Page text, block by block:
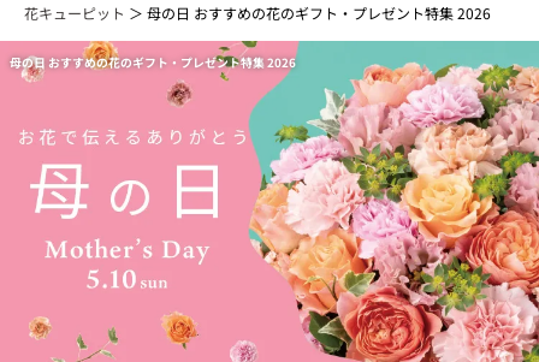
花キューピット 母の日 おすすめの花のギフト・プレゼント特集 2026
母の日 おすすめの花のギフト・プレゼント特集 2026